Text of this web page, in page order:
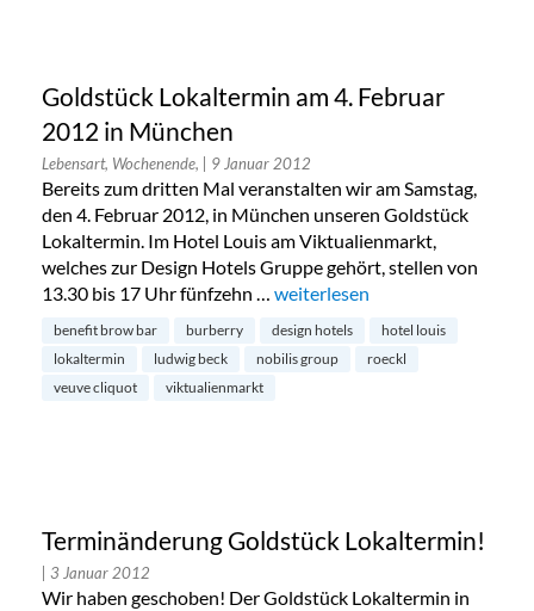
Goldstück Lokaltermin am 4. Februar
2012 in München
Lebensart, Wochenende, | 9 Januar 2012
Bereits zum dritten Mal veranstalten wir am Samstag,
den 4. Februar 2012, in München unseren Goldstück
Lokaltermin. Im Hotel Louis am Viktualienmarkt,
welches zur Design Hotels Gruppe gehört, stellen von
13.30 bis 17 Uhr fünfzehn … „Goldstück Lokaltermin am 4.
weiterlesen
benefit brow bar burberry design hotels
hotel louis
lokaltermin
ludwig beck nobilis group
roeckl
veuve cliquot
viktualienmarkt
Terminänderung Goldstück Lokaltermin!
| 3 Januar 2012
Wir haben geschoben! Der Goldstück Lokaltermin in